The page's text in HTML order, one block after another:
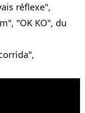
réflexe",
"OK KO", du